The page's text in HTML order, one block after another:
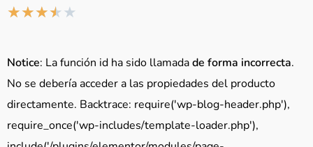
★★★★★
Notice: La función id ha sido llamadade forma incorrecta.
No se debería acceder a las propiedades del producto
directamente. Backtrace: require('wp-blog-header.php'),
require_once('wp-includes/template-loader.php'),